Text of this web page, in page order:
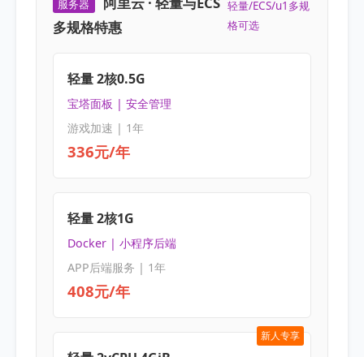
服务器
多规格特惠
轻量/ECS/u1多规
格可选
轻量 2核0.5G
宝塔面板 | 安全管理
游戏加速 | 1年
336元/年
轻量 2核1G
Docker | 小程序后端
APP后端服务 | 1年
408元/年
新人专享